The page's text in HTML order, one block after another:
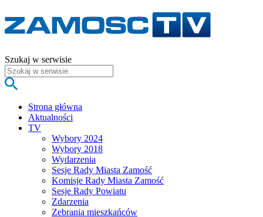
Szukaj w serwisie
Strona główna
Aktualności
TV
Wybory 2024
Wybory 2018
Wydarzenia
Sesje Rady Miasta Zamość
Komisje Rady Miasta Zamość
Sesje Rady Powiatu
Zdarzenia
Zebrania mieszkańców